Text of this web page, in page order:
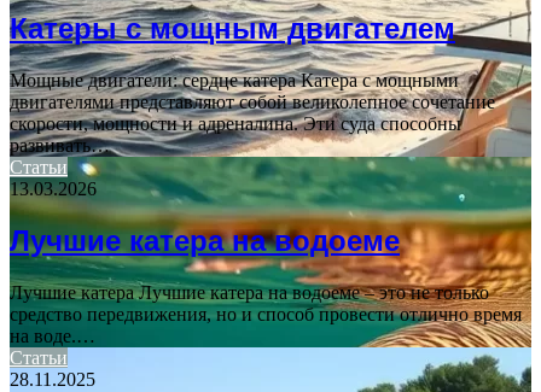
Катеры с мощным двигателем
Мощные двигатели: сердце катера Катера с мощными
двигателями представляют собой великолепное сочетание
скорости, мощности и адреналина. Эти суда способны
развивать…
Статьи
13.03.2026
Лучшие катера на водоеме
Лучшие катера Лучшие катера на водоеме – это не только
средство передвижения, но и способ провести отлично время
на воде.…
Статьи
28.11.2025